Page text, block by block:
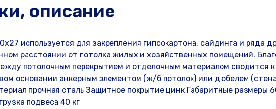
описание
используется для закрепления гипсокартона, сайдинга и ряда
расстоянии от потолка жилых и хозяйственных помещений.
потолочным перекрытием и отделочным материалом сводится к
основании анкерным элементом (ж/б потолок) или дюбелем
прочная сталь Защитное покрытие цинк Габаритные размеры
подвеса 40 кг